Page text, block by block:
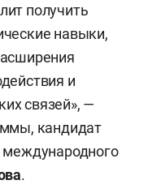
получить
навыки,
и
связей», —
кандидат
международного
.